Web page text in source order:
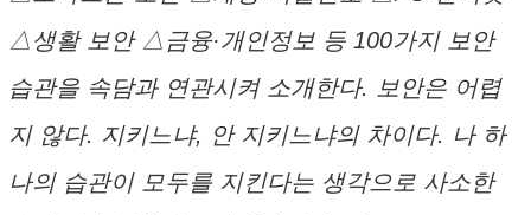
△생활 보안 △금융·개인정보 등 100가지 보안
습관을 속담과 연관시켜 소개한다. 보안은 어렵
지 않다. 지키느냐, 안 지키느냐의 차이다. 나 하
나의 습관이 모두를 지킨다는 생각으로 사소한